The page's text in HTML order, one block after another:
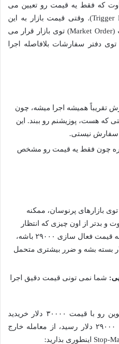
که فقط یه قیمت رو تعیین می
کنید: قیمت فعال سازی (Trigger Price). وقتی قیمت بازار به این
نقطه رسید، یه سفارش مارکت (Market Order) توی بازار قرار می
دفتر سفارشات بلافاصله اجرا
تقریباً همیشه اجرا میشه، چون
که هست، پوزیشنم رو ببند. این
سفارش نیستی.
چون فقط یه قیمت رو مشخص
توی بازارهای پرنوسان، ممکنه
و بدتر از اون چیزی که انتظار
داری اجرا بشه. یعنی ممکنه قیمت فعال سازی ۲۹۰۰۰ باشه،
سفارشت با ۲۸۸۰۰ دلار بسته بشه و ضرر بیشتری متحمل
شما نمی تونی قیمت دقیق اجرا
دوباره فرض کنید بیت کوین رو با قیمت ۳۰۰۰۰ دلار خریدید
(لانگ). می خواید اگه قیمت به ۲۹۰۰۰ دلار رسید، از معامله خارج